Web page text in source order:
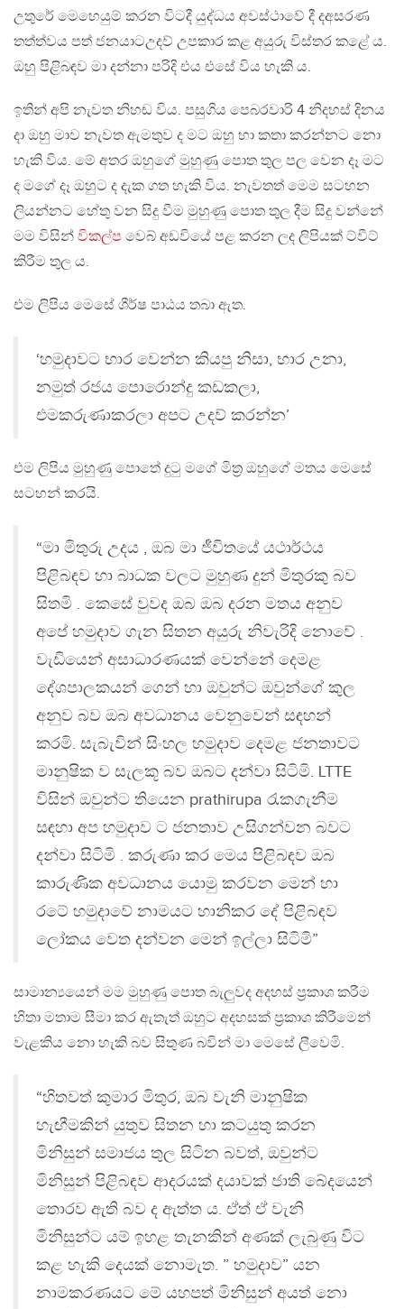
උතුරේ මෙහෙයුම් කරන විටදී යුද්ධය අවස්ථාවේ දී දඅසරණ
තත්ත්වය පත් ජනයාටඋදව් උපකාර කළ අයුරු විස්තර කළේ ය.
ඔහු පිළිබඳව මා දන්නා පරිදි එය එසේ විය හැකි ය.
ඉතින් අපි නැවත නිහඬ විය. පසුගිය පෙබරවාරි 4 නිදහස් දිනය
දා ඔහු මාව නැවත ඇමතුව ද මට ඔහු හා කතා කරන්නට නො
හැකි විය. මේ අතර ඔහුගේ මුහුණු පොත තුල පල වෙන දෑ මට
ද මගේ දෑ ඔහුට ද දැක ගත හැකි විය. නැවතත් මෙම සටහන
ලියන්නට හේතු වන සිදු වීම මුහුණු පොත තුල දීම සිදු වන්නේ
මම විසින් විකල්ප වෙබ් අඩවියේ පළ කරන ලද ලිපියක් ට්වීට්
කිරීම තුල ය.
එම ලිපිය මෙසේ ශීර්ෂ පාඨය තබා ඇත.
‘හමුදාවට භාර වෙන්න කියපු නිසා, භාර උනා,
නමුත් රජය පොරොන්දු කඩකලා,
එමකරුණාකරලා අපට උදව් කරන්න’
එම ලිපිය මුහුණු පොතේ දුටු මගේ මිත්‍ර ඔහුගේ මතය මෙසේ
සටහන් කරයි.
“මා මිතුරු උදය , ඔබ මා ජීවිතයේ යථාර්ථය
පිළිබඳව හා බාධක වලට මුහුණ දුන් මිතුරකු බව
සිතමි . කෙසේ වුවද ඔබ ඔබ දරන මතය අනුව
අපේ හමුදාව ගැන සිතන අයුරු නිවැරිදි නොවේ .
වැඩියෙන් අසාධාරණයක් වෙන්නේ දෙමළ
දේශපාලකයන් ගෙන් හා ඔවුන්ට ඔවුන්ගේ කුල
අනුව බව ඔබ අවධානය වෙනුවෙන් සඳහන්
කරමි. සැබැවින් සිංහල හමුදාව දෙමළ ජනතාවට
මානුෂික ව සැලකූ බව ඔබට දන්වා සිටිමි. LTTE
විසින් ඔවුන්ට තියෙන prathirupa රැකගැනීම
සඳහා අප හමුදාව ට ජනතාව උසිගන්වන බවට
දන්වා සිටිමි . කරුණා කර මෙය පිළිබඳව ඔබ
කාරුණික අවධානය යොමු කරවන මෙන් හා
රටේ හමුදාවේ නාමයට හානිකර දේ පිළිබඳව
ලෝකය වෙත දන්වන මෙන් ඉල්ලා සිටිමි”
සාමාන්‍යයෙන් මම මුහුණු පොත බැලුවද අදහස් ප්‍රකාශ කරීම
හිතා මතාම සීමා කර ඇතැත් ඔහුට අදහසක් ප්‍රකාශ කිරීමෙන්
වැළකිය නො හැකි බව සිතුණ බවින් මා මෙසේ ලීවෙමි.
“හිතවත් කුමාර මිතුර, ඔබ වැනි මානුෂික
හැඟීමකින් යුතුව සිතන හා කටයුතු කරන
මිනිසුන් සමාජය තුල සිටින බවත්, ඔවුන්ට
මිනිසුන් පිළිබඳව ආදරයක් දයාවක් ජාති බේදයෙන්
තොරව ඇති බව ද ඇත්ත ය. ඒත් ඒ වැනි
මිනිසුන්ට යම් ඉහළ තැනකින් අණක් ලැබුණු විට
කළ හැකි දෙයක් නොමැත. ” හමුදාව” යන
නාමකරණයට මේ යහපත් මිනිසුන් අයත් නො